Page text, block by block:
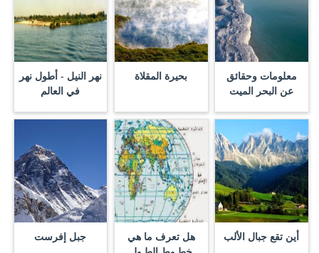
معلومات وحقائق
عن البحر الميت
بحيرة المقلاة
نهر النيل - أطول نهر
في العالم
أين تقع جبال الألب
هل تعرف ما هي
جبل إفرست